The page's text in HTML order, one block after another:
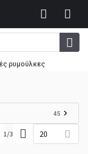
ρυμούλκες
45
1/3 20